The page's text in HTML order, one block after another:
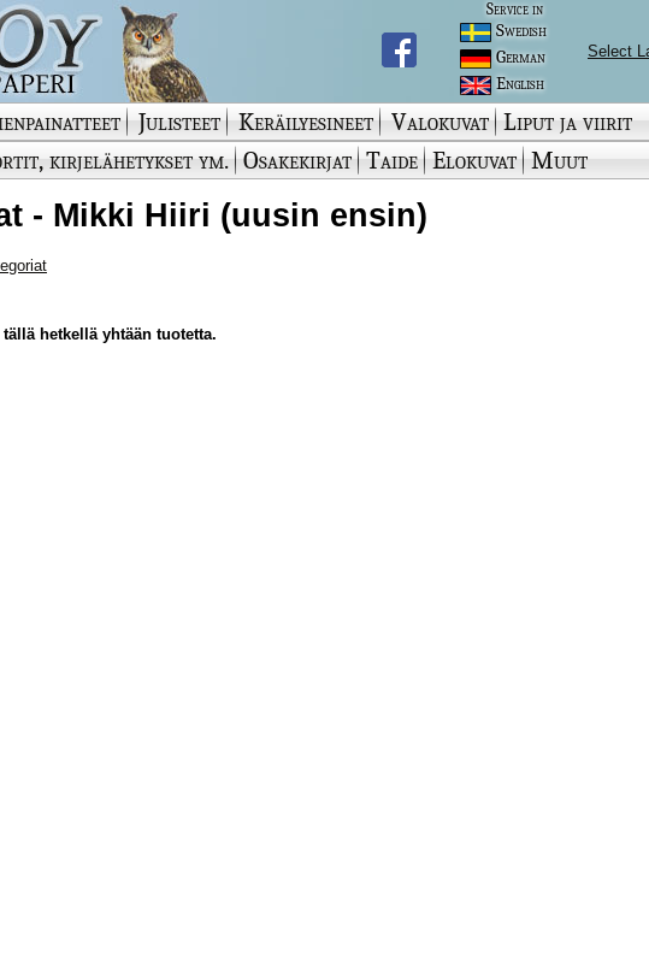
Service in
Swedish
German
English
Select
Julisteet Keräilyesineet Valokuvat Liput ja viirit
kirjelähetykset ym. Osakekirjat Taide Elokuvat Muut
- Mikki Hiiri (uusin ensin)
hetkellä yhtään tuotetta.